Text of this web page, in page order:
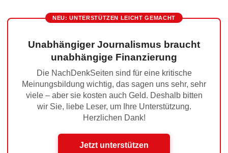
NEU: UNTERSTÜTZEN LEICHT GEMACHT
Unabhängiger Journalismus braucht
unabhängige Finanzierung
Die NachDenkSeiten sind für eine kritische
Meinungsbildung wichtig, das sagen uns sehr, sehr
viele – aber sie kosten auch Geld. Deshalb bitten
wir Sie, liebe Leser, um Ihre Unterstützung.
Herzlichen Dank!
Jetzt unterstützen